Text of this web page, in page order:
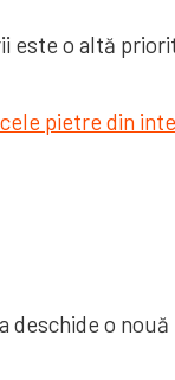
o altă
o